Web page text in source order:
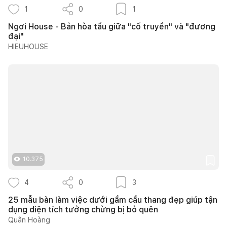
1 0 1
Ngơi House - Bản hòa tấu giữa "cổ truyền" và "đương
đại"
HIEUHOUSE
10.375
4 0 3
25 mẫu bàn làm việc dưới gầm cầu thang đẹp giúp tận
dụng diện tích tưởng chừng bị bỏ quên
Quân Hoàng